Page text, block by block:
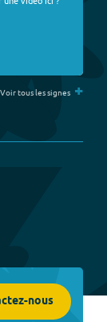
Voir tous les signes +
nous